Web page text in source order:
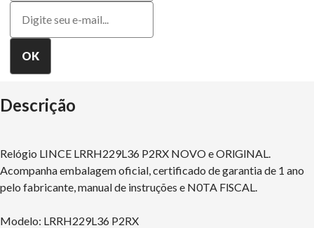
Descrição
Relógio LINCE LRRH229L36 P2RX NOVO e ORlGlNAL.
Acompanha embalagem oficial, certificado de garantia de 1 ano
pelo fabricante, manual de instruções e N0TA FlSCAL.
Modelo: LRRH229L36 P2RX